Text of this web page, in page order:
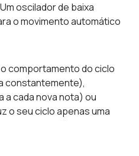
oscilador de baixa
o movimento automático
comportamento do ciclo
constantemente),
a cada nova nota) ou
o seu ciclo apenas uma